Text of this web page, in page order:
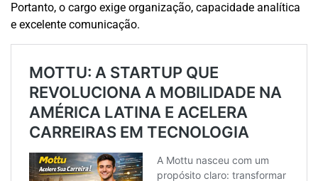
Portanto, o cargo exige organização, capacidade analítica
e excelente comunicação.